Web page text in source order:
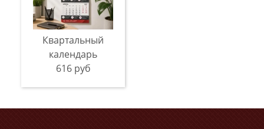
Квартальный
календарь
616 руб